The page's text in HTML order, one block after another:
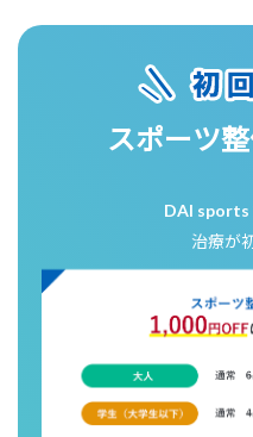
スポーツ
DAI sports
治療が